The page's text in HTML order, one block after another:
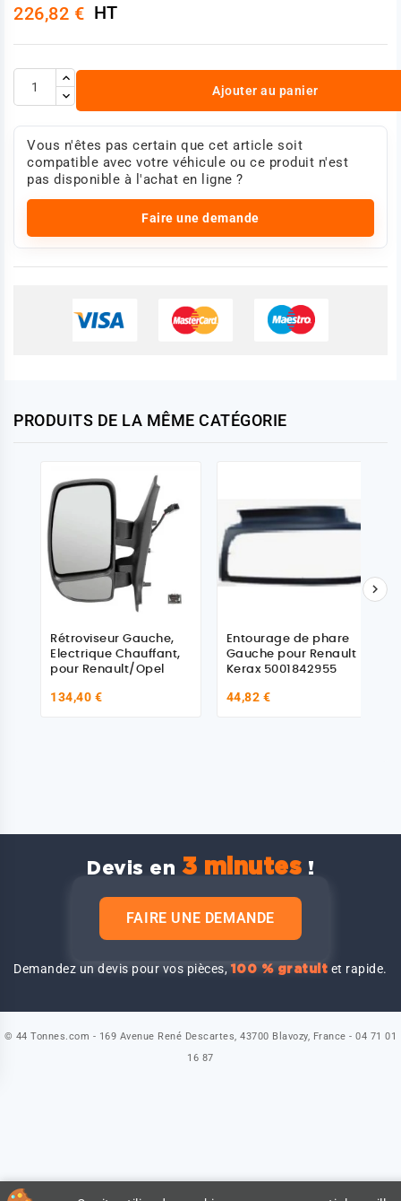
226,82 € HT
Ajouter au panier
Vous n'êtes pas certain que cet article soit
compatible avec votre véhicule ou ce produit n'est
pas disponible à l'achat en ligne ?
Faire une demande
PRODUITS DE LA MÊME CATÉGORIE
Rétroviseur Gauche,
Electrique Chauffant,
pour Renault/Opel
134,40 €
Entourage de phare
Gauche pour Renault
Kerax 5001842955
44,82 €

Devis en 3 minutes !
FAIRE UNE DEMANDE
Demandez un devis pour vos pièces,100 % gratuit et rapide.
© 44 Tonnes.com - 169 Avenue René Descartes, 43700 Blavozy, France - 04 71 01
16 87